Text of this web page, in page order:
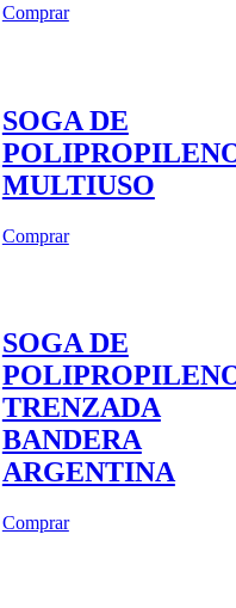
Comprar
SOGA DE
MULTIUSO
Comprar
SOGA DE
TRENZADA
BANDERA
ARGENTINA
Comprar